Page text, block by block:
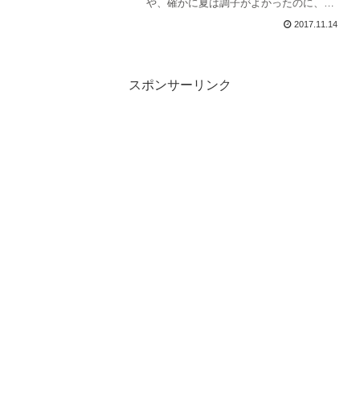
や、確かに夏は調子がよかったのに、ま
た今年も秋が来たら具合が悪くなってい
2017.11.14
スポンサーリンク